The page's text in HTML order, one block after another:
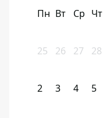
Пн Вт Ср Чт
25 26 27 28
2 3 4 5